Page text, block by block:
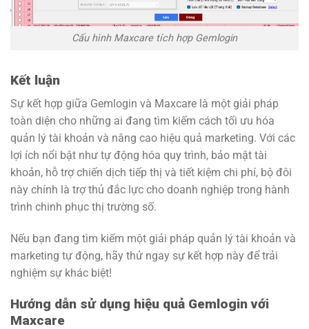
Cấu hình Maxcare tích hợp Gemlogin
Kết luận
Sự kết hợp giữa Gemlogin và Maxcare là một giải pháp
toàn diện cho những ai đang tìm kiếm cách tối ưu hóa
quản lý tài khoản và nâng cao hiệu quả marketing. Với các
lợi ích nổi bật như tự động hóa quy trình, bảo mật tài
khoản, hỗ trợ chiến dịch tiếp thị và tiết kiệm chi phí, bộ đôi
này chính là trợ thủ đắc lực cho doanh nghiệp trong hành
trình chinh phục thị trường số.
Nếu bạn đang tìm kiếm một giải pháp quản lý tài khoản và
marketing tự động, hãy thử ngay sự kết hợp này để trải
nghiệm sự khác biệt!
Hướng dẫn sử dụng hiệu quả Gemlogin với
Maxcare